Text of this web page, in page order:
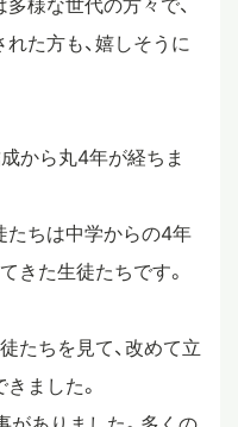
様な世代の方々で、
た方も、嬉しそうに
から丸4年が経ちま
たちは中学からの4年
きた生徒たちです。
たちを見て、改めて立
ました。